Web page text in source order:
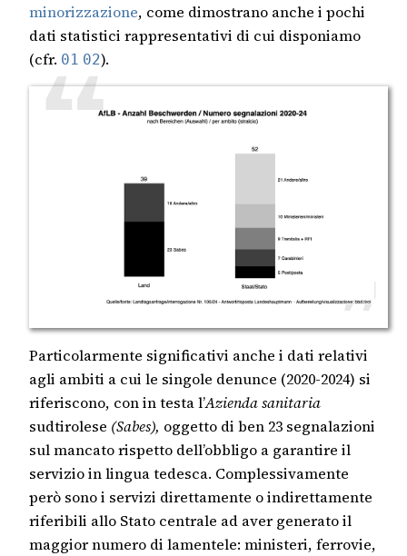
minorizzazione, come dimostrano anche i pochi
dati statistici rappresentativi di cui disponiamo
(cfr. 01 02).
Particolarmente significativi anche i dati relativi
agli ambiti a cui le singole denunce (2020-2024) si
riferiscono, con in testa l’Azienda sanitaria
sudtirolese (Sabes), oggetto di ben 23 segnalazioni
sul mancato rispetto dell’obbligo a garantire il
servizio in lingua tedesca. Complessivamente
però sono i servizi direttamente o indirettamente
riferibili allo Stato centrale ad aver generato il
maggior numero di lamentele: ministeri, ferrovie,